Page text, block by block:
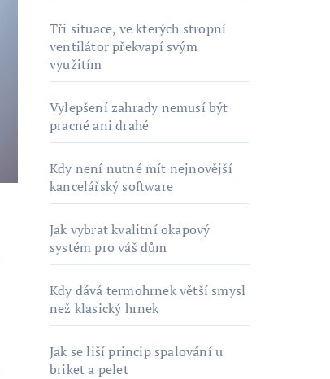
Tři situace, ve kterých stropní
ventilátor překvapí svým
využitím
Vylepšení zahrady nemusí být
pracné ani drahé
Kdy není nutné mít nejnovější
kancelářský software
Jak vybrat kvalitní okapový
systém pro váš dům
Kdy dává termohrnek větší smysl
než klasický hrnek
Jak se liší princip spalování u
briket a pelet